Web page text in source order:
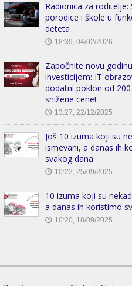
Radionica za roditelje:
porodice i škole u
deteta
🕔 18:39, 04/02/2026
Započnite novu
investicijom: IT
dodatni poklon od
snižene cene!
🕔 13:27, 22/12/2025
Još 10 izuma koji su
ismevani, a danas ih
svakog dana
🕔 10:22, 25/09/2025
10 izuma koji su
a danas ih koristimo
🕔 10:20, 18/09/2025